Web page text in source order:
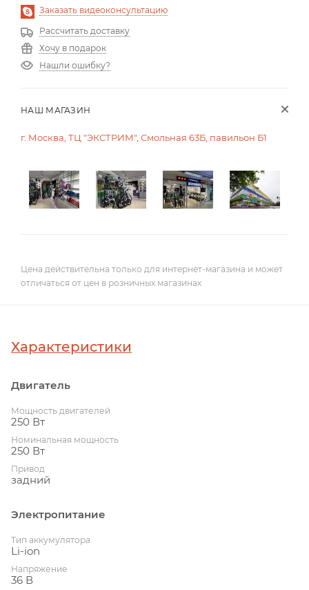
Заказать видеоконсультацию
Рассчитать доставку
Хочу в подарок
Нашли ошибку?
НАШ МАГАЗИН
г. Москва, ТЦ "ЭКСТРИМ", Смольная 63Б, павильон Б1
Цена действительна только для интернет-магазина и может
отличаться от цен в розничных магазинах
Характеристики
Двигатель
Мощность двигателей
250 Вт
Номинальная мощность
250 Вт
Привод
задний
Электропитание
Тип аккумулятора
Li-ion
Напряжение
36 В